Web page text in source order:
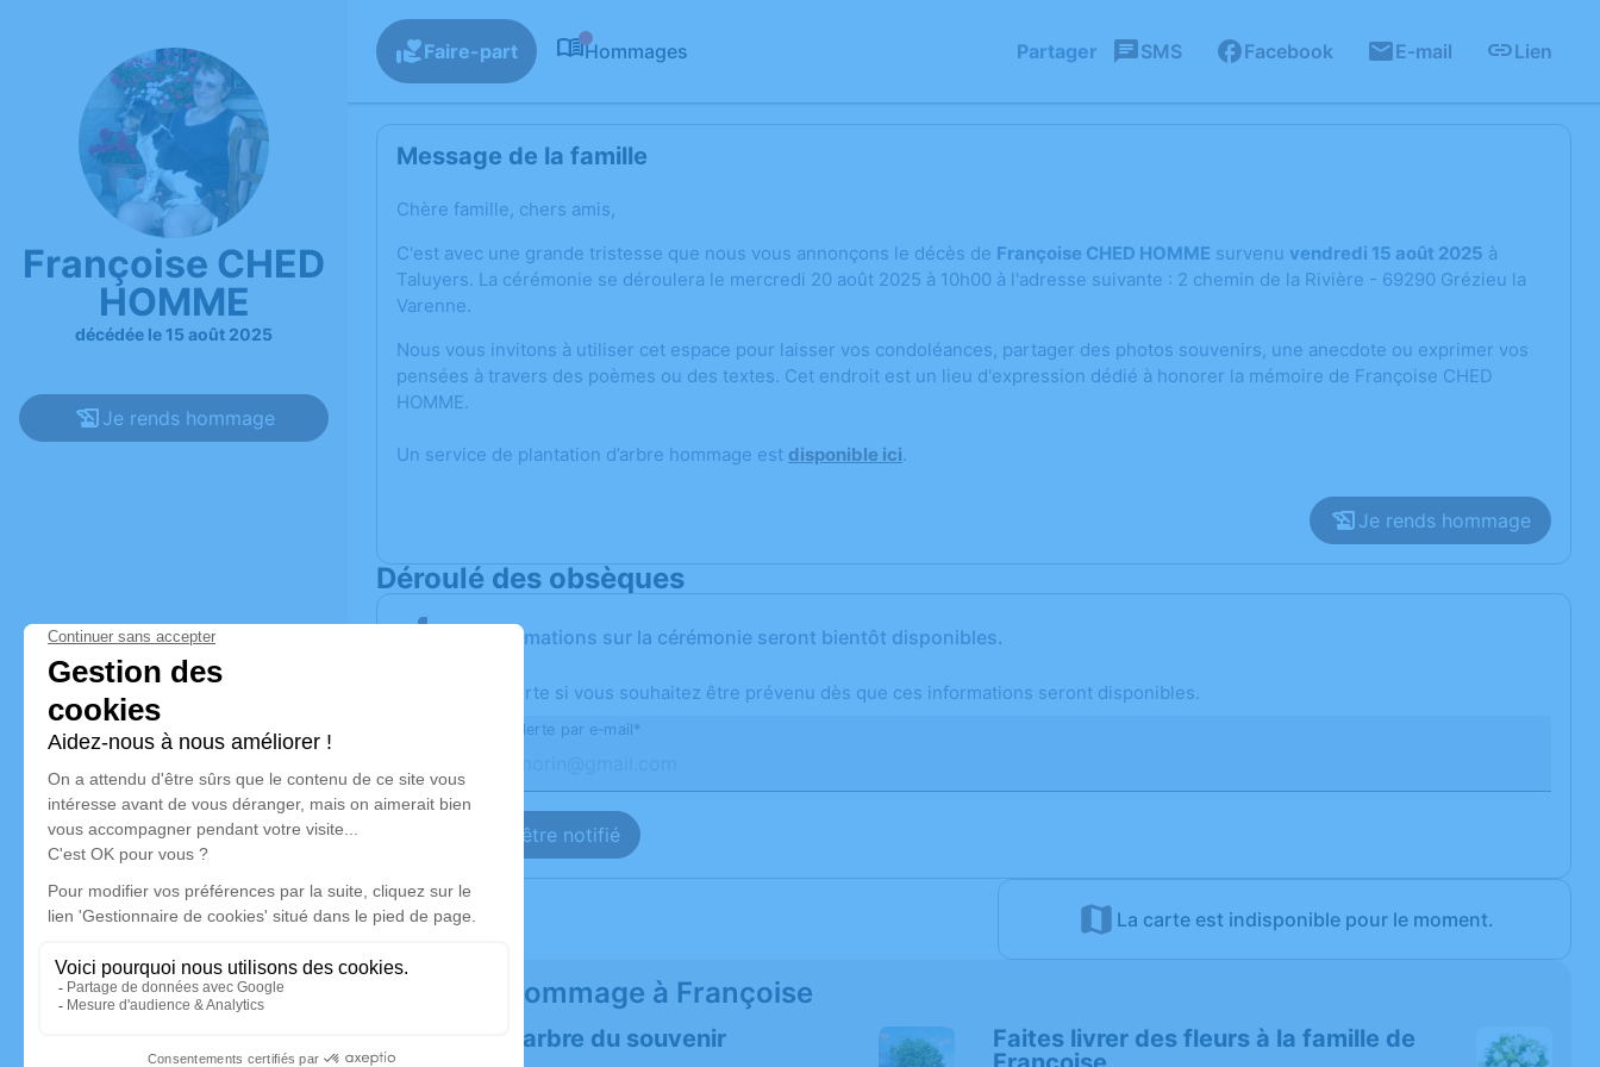
Françoise CHED
HOMME
décédée le 15 août 2025
Je rends hommage
Faire-part Hommages Partager SMS Facebook E-mail Lien
Message de la famille
Chère famille, chers amis,
C'est avec une grande tristesse que nous vous annonçons le décès de Françoise CHED HOMME survenu vendredi 15 août 2025 à
Taluyers. La cérémonie se déroulera le mercredi 20 août 2025 à 10h00 à l'adresse suivante : 2 chemin de la Rivière - 69290 Grézieu la
Varenne.
Nous vous invitons à utiliser cet espace pour laisser vos condoléances, partager des photos souvenirs, une anecdote ou exprimer vos
pensées à travers des poèmes ou des textes. Cet endroit est un lieu d'expression dédié à honorer la mémoire de Françoise CHED
HOMME.
Un service de plantation d’arbre hommage est disponible ici.
Je rends hommage
Déroulé des obsèques
Les informations sur la cérémonie seront bientôt disponibles.
Activez une alerte si vous souhaitez être prévenu dès que ces informations seront disponibles.
Recevoir une alerte par e-mail*
Je veux être notifié
La carte est indisponible pour le moment.
Rendez hommage à Françoise
Plantez un arbre du souvenir
Faites livrer des fleurs à la famille de